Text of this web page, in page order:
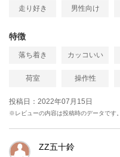
走り好き 男性向け
特徴
落ち着き カッコいい
荷室 操作性
投稿日：2022年07月15日
※レビューの内容は投稿時のデータです。
ZZ五十鈴